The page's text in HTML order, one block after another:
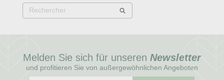
Melden Sie sich für unseren Newsletter
und profitieren Sie von außergewöhnlichen Angeboten